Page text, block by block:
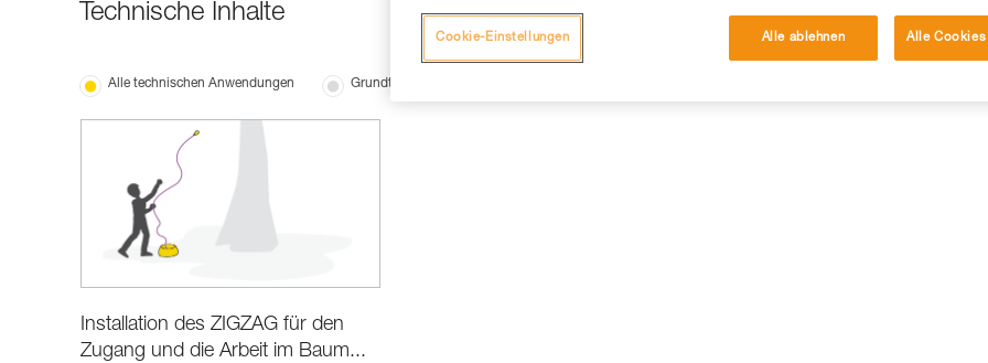
Technische Inhalte
Alle technischen Anwendungen Grundtechniken
Installation des ZIGZAG für den
Zugang und die Arbeit im Baum...
Alle ablehnen Alle Cookies
Cookie-Einstellungen